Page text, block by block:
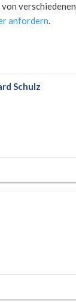
verschiedenen
anfordern.
Schulz